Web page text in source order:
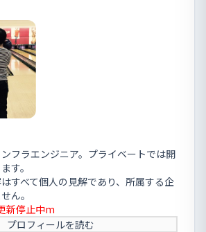
フラエンジニア。プライベートでは開
す。
すべて個人の見解であり、所属する企
ん。
新停止中m
プロフィールを読む